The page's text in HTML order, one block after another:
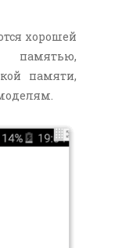
хорошей
памятью,
памяти,